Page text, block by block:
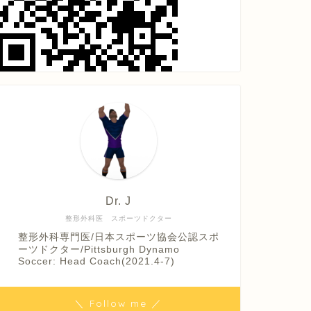
整形外科医 スポーツドクター
Dr. J
整形外科専門医/日本スポーツ協会公認スポ
ーツドクター/Pittsburgh Dynamo
Soccer: Head Coach(2021.4-7)
＼ Follow me ／